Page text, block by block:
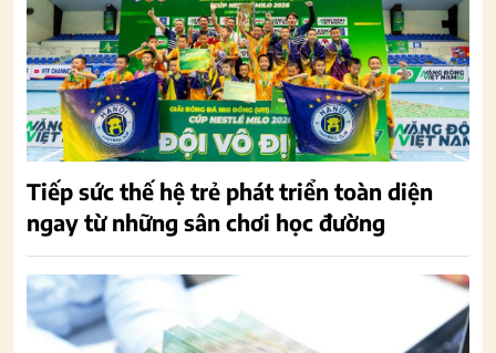
Tiếp sức thế hệ trẻ phát triển toàn diện
ngay từ những sân chơi học đường